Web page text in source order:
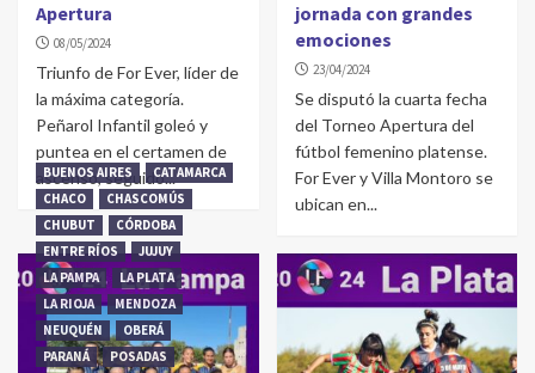
Apertura
08/05/2024
Triunfo de For Ever, líder de
la máxima categoría.
Peñarol Infantil goleó y
puntea en el certamen de
ascenso, seguido...
jornada con grandes
emociones
23/04/2024
Se disputó la cuarta fecha
del Torneo Apertura del
fútbol femenino platense.
For Ever y Villa Montoro se
ubican en...
BUENOS AIRES
CATAMARCA
CHACO
CHASCOMÚS
CHUBUT
CÓRDOBA
ENTRE RÍOS
JUJUY
LA PAMPA
LA PLATA
LA RIOJA
MENDOZA
NEUQUÉN
OBERÁ
PARANÁ
POSADAS